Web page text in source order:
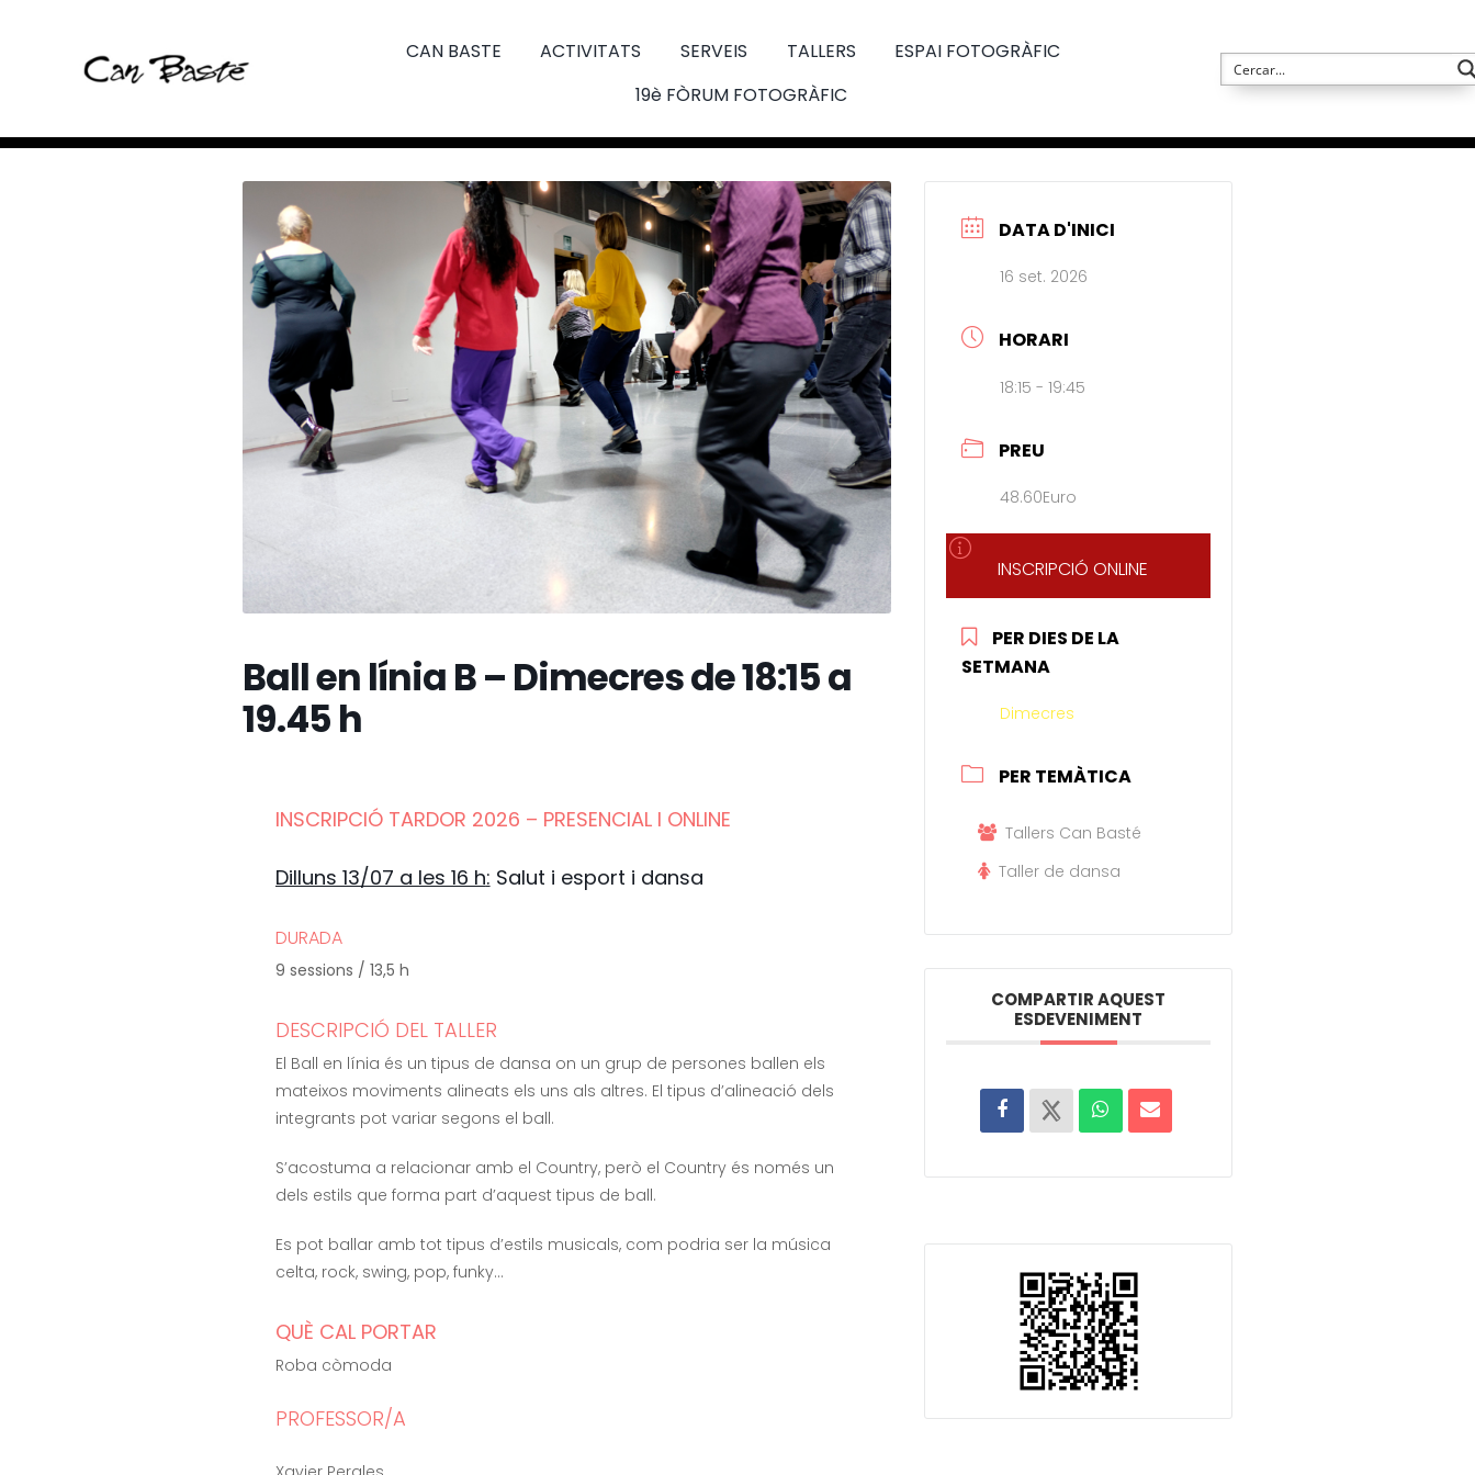
CAN BASTE ACTIVITATS SERVEIS TALLERS
ESPAI FOTOGRÀFIC
19è FÒRUM FOTOGRÀFIC
Ball en línia B – Dimecres de 18:15 a
19.45 h
INSCRIPCIÓ TARDOR 2026 – PRESENCIAL I ONLINE
Dilluns 13/07 a les 16 h: Salut i esport i dansa
DURADA
9 sessions / 13,5 h
DESCRIPCIÓ DEL TALLER
El Ball en línia és un tipus de dansa on un grup de persones ballen els
mateixos moviments alineats els uns als altres. El tipus d’alineació dels
integrants pot variar segons el ball.
S’acostuma a relacionar amb el Country, però el Country és només un
dels estils que forma part d’aquest tipus de ball.
Es pot ballar amb tot tipus d’estils musicals, com podria ser la música
celta, rock, swing, pop, funky…
QUÈ CAL PORTAR
Roba còmoda
PROFESSOR/A
DATA D'INICI
16 set. 2026
HORARI
18:15 - 19:45
PREU
48.60Euro
INSCRIPCIÓ ONLINE
PER DIES DE LA
SETMANA
Dimecres
PER TEMÀTICA
Tallers Can Basté
Taller de dansa
COMPARTIR AQUEST
ESDEVENIMENT